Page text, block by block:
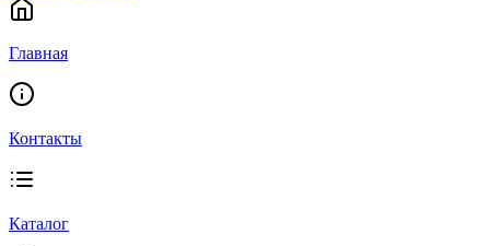
Главная
Контакты
Каталог